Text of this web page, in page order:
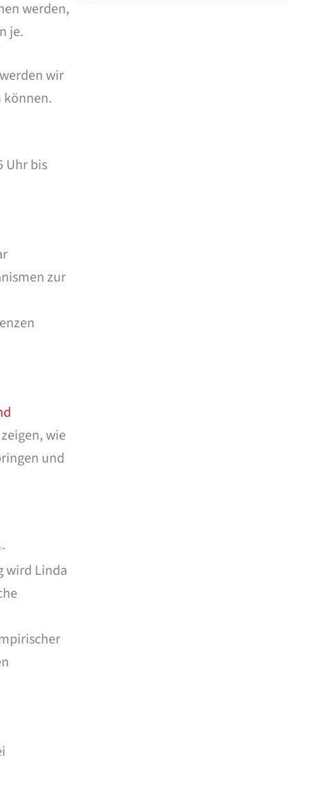
werden,
je.
wir
können.
Uhr bis
zur
wie
und
wird Linda